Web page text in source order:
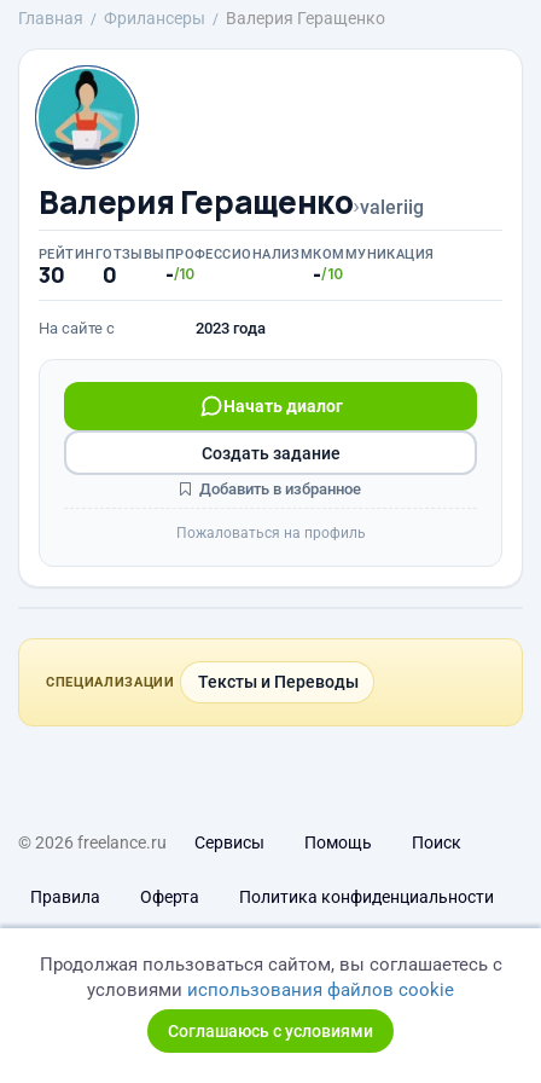
Главная Фрилансеры Валерия Геращенко
Валерия Геращенко›valeriig
РЕЙТИНГ
30
ОТЗЫВЫ
0
ПРОФЕССИОНАЛИЗМ
-/10
КОММУНИКАЦИЯ
-/10
На сайте с 2023 года
Начать диалог
Создать задание
Добавить в избранное
Пожаловаться на профиль
СПЕЦИАЛИЗАЦИИ Тексты и Переводы
© 2026 freelance.ru Сервисы Помощь Поиск
Правила Оферта Политика конфиденциальности
Продолжая пользоваться сайтом, вы соглашаетесь с
условиями использования файлов cookie
Соглашаюсь с условиями